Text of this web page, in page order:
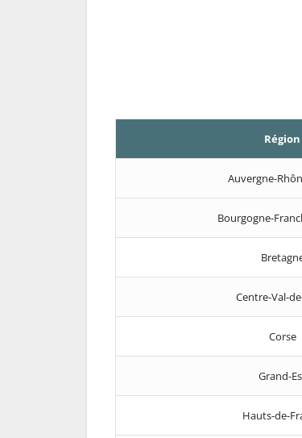
Région
Auvergne-
Bourgogne-
Centre-Val-
Corse
Grand-
Hauts-de-